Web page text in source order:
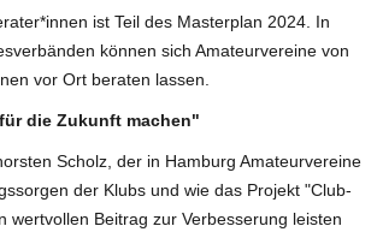
ist Teil des Masterplan 2024. In
können sich Amateurvereine von
vor Ort beraten lassen.
die Zukunft machen"
Scholz, der in Hamburg Amateurvereine
der Klubs und wie das Projekt "Club-
wertvollen Beitrag zur Verbesserung leisten